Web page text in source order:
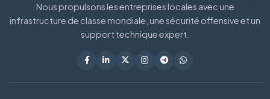
Nous propulsons les entreprises locales avec une
infrastructure de classe mondiale, une sécurité offensive et un
support technique expert.